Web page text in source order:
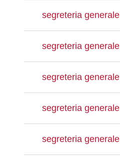
segreteria generale
segreteria generale
segreteria generale
segreteria generale
segreteria generale